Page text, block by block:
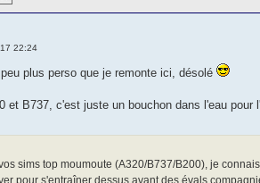
22:24
plus perso que je remonte ici, désolé
et B737, c'est juste un bouchon dans l'eau
sims top moumoute (A320/B737/B200), je